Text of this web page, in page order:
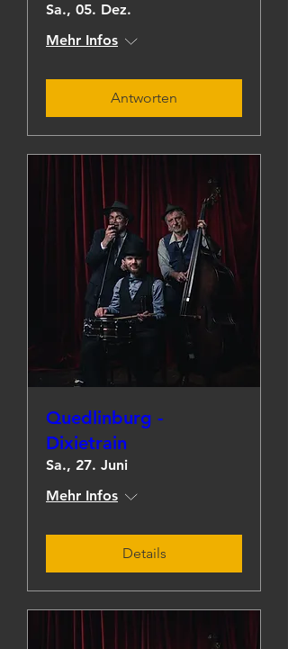
Sa., 05. Dez.
Mehr Infos
Antworten
Quedlinburg -
Dixietrain
Sa., 27. Juni
Mehr Infos
Details